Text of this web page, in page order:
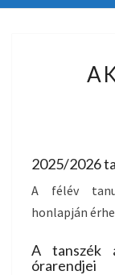
2025/2026
A félév
honlapján
A tanszék
órarendjei